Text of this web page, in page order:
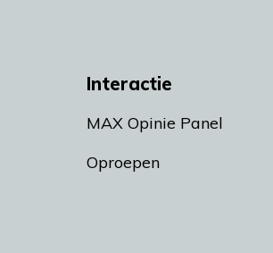
Interactie
MAX Opinie Panel
Oproepen